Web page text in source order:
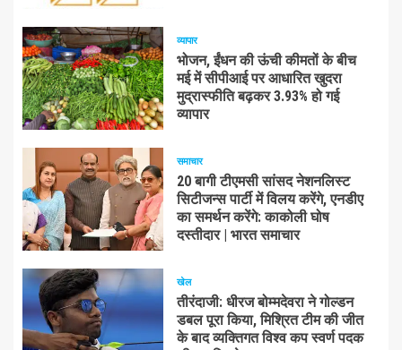
व्यापार
भोजन, ईंधन की ऊंची कीमतों के बीच
मई में सीपीआई पर आधारित खुदरा
मुद्रास्फीति बढ़कर 3.93% हो गई
व्यापार
समाचार
20 बागी टीएमसी सांसद नेशनलिस्ट
सिटीजन्स पार्टी में विलय करेंगे, एनडीए
का समर्थन करेंगे: काकोली घोष
दस्तीदार | भारत समाचार
खेल
तीरंदाजी: धीरज बोम्मदेवरा ने गोल्डन
डबल पूरा किया, मिश्रित टीम की जीत
के बाद व्यक्तिगत विश्व कप स्वर्ण पदक